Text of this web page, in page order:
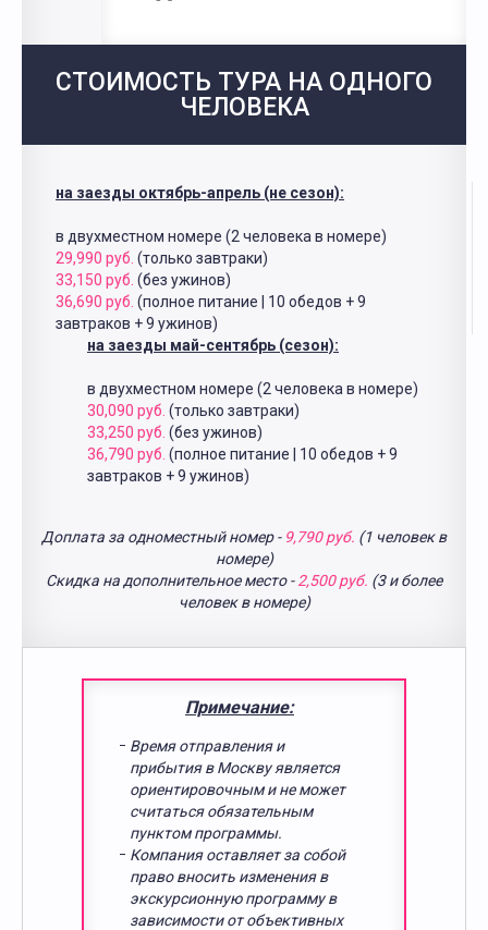
СТОИМОСТЬ ТУРА НА ОДНОГО
ЧЕЛОВЕКА
на заезды октябрь-апрель (не сезон):
в двухместном номере (2 человека в номере)
29,990 руб. (только завтраки)
33,150 руб. (без ужинов)
36,690 руб. (полное питание | 10 обедов + 9
завтраков + 9 ужинов)
на заезды май-сентябрь (сезон):
в двухместном номере (2 человека в номере)
30,090 руб. (только завтраки)
33,250 руб. (без ужинов)
36,790 руб. (полное питание | 10 обедов + 9
завтраков + 9 ужинов)
Доплата за одноместный номер - 9,790 руб. (1 человек в
номере)
Скидка на дополнительное место -2,500 руб. (3 и более
человек в номере)
Примечание:
Время отправления и
прибытия в Москву является
ориентировочным и не может
считаться обязательным
пунктом программы.
Компания оставляет за собой
право вносить изменения в
экскурсионную программу в
зависимости от объективных